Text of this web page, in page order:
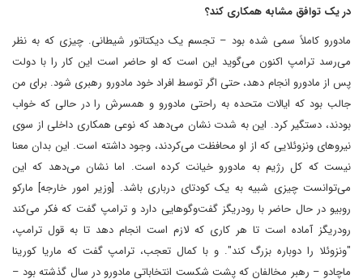
در یک توافق مشابه همکاری کند؟
مادورو کاملاً سمی شده بود – تجسم یک دیکتاتور شیطانی. چیزی که به نظر
می‌رسد ترامپ اکنون می‌گوید این است که او حاضر است این کار را با دولت
پس از مادورو انجام دهد، حتی اگر توسط افراد خود مادورو رهبری شود. برای من
جالب بود که ایالات متحده به راحتی مادورو و همسرش را در حالی که خواب
بودند، دستگیر کرد. این به شدت نشان می‌دهد که نوعی همکاری داخلی از سوی
نیروهای ونزوئلایی که از او محافظت می‌کردند، وجود داشته است. این بدان معنا
نیست که کل رژیم به مادورو خیانت کرده است. اما نشان می‌دهد که این
می‌توانست چیزی شبیه به یک کودتای درباری باشد. [وزیر امور خارجه] مارکو
روبیو در حال حاضر با رودریگز گفت‌وگوهایی دارد و ترامپ گفت که فکر می‌کند
رودریگز آماده است تا هر کاری که لازم است انجام دهد تا به قول ترامپ،
"ونزوئلا را دوباره بزرگ کند". و با کمال تعجب، ترامپ گفت که ماریا کورینا
ماچادو – رهبر مخالفان که پشت شکست انتخاباتی مادورو در سال گذشته بود –